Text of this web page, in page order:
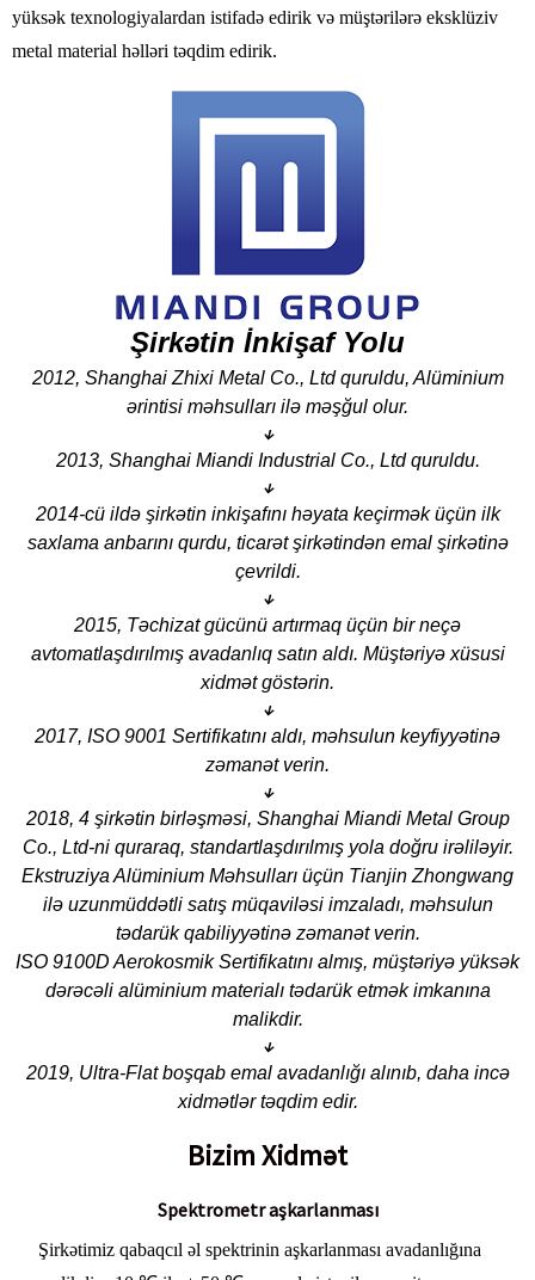
yüksək texnologiyalardan istifadə edirik və müştərilərə eksklüziv
metal material həlləri təqdim edirik.
Şirkətin İnkişaf Yolu
2012, Shanghai Zhixi Metal Co., Ltd quruldu, Alüminium
ərintisi məhsulları ilə məşğul olur.
↓
2013, Shanghai Miandi Industrial Co., Ltd quruldu.
↓
2014-cü ildə şirkətin inkişafını həyata keçirmək üçün ilk
saxlama anbarını qurdu, ticarət şirkətindən emal şirkətinə
çevrildi.
↓
2015, Təchizat gücünü artırmaq üçün bir neçə
avtomatlaşdırılmış avadanlıq satın aldı. Müştəriyə xüsusi
xidmət göstərin.
↓
2017, ISO 9001 Sertifikatını aldı, məhsulun keyfiyyətinə
zəmanət verin.
↓
2018, 4 şirkətin birləşməsi, Shanghai Miandi Metal Group
Co., Ltd-ni quraraq, standartlaşdırılmış yola doğru irəliləyir.
Ekstruziya Alüminium Məhsulları üçün Tianjin Zhongwang
ilə uzunmüddətli satış müqaviləsi imzaladı, məhsulun
tədarük qabiliyyətinə zəmanət verin.
ISO 9100D Aerokosmik Sertifikatını almış, müştəriyə yüksək
dərəcəli alüminium materialı tədarük etmək imkanına
malikdir.
↓
2019, Ultra-Flat boşqab emal avadanlığı alınıb, daha incə
xidmətlər təqdim edir.
Bizim Xidmət
Spektrometr aşkarlanması
Şirkətimiz qabaqcıl əl spektrinin aşkarlanması avadanlığına